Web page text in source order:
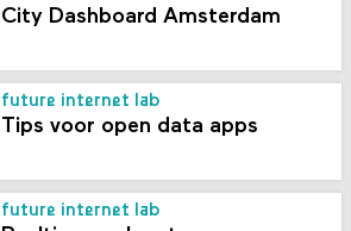
City Dashboard Amsterdam
future internet lab
Tips voor open data apps
future internet lab